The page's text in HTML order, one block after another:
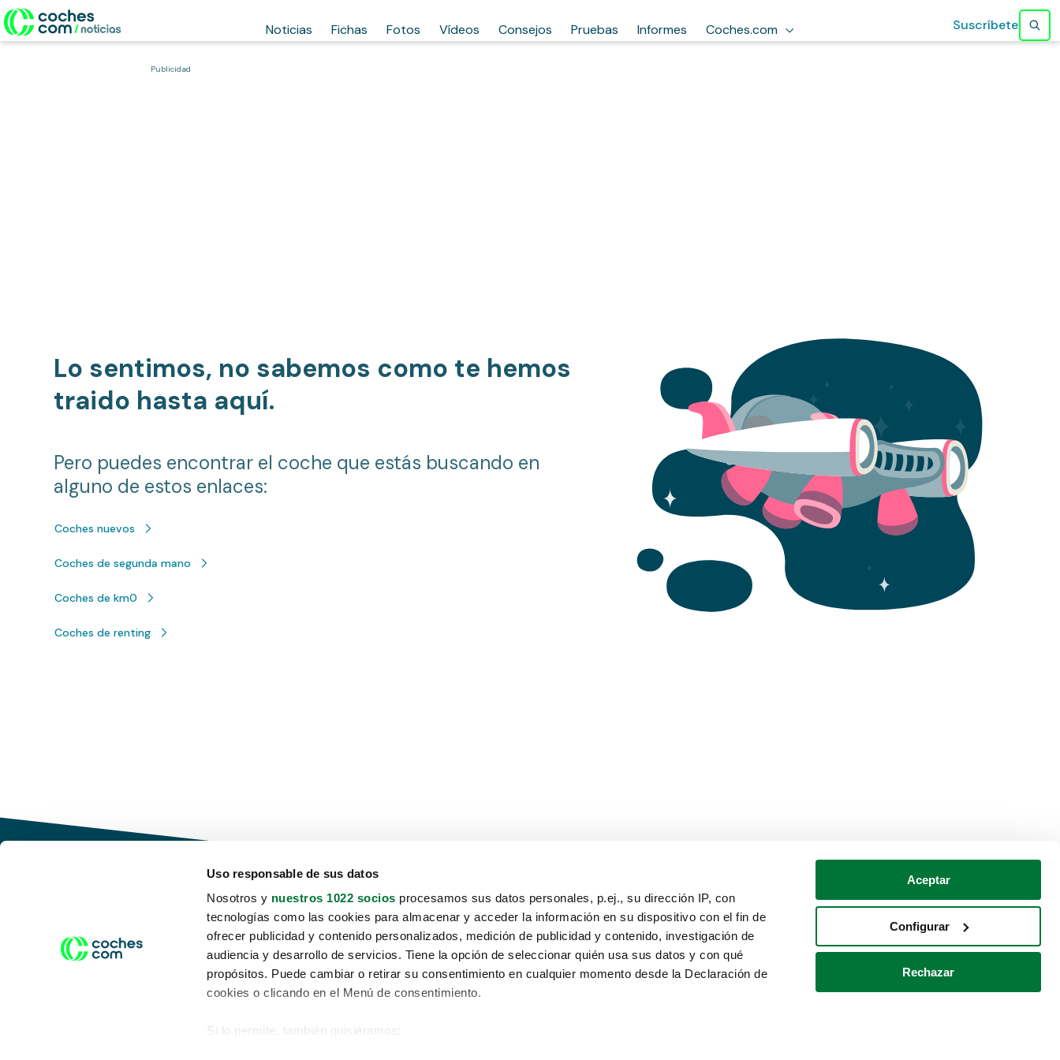
Uso responsable de sus datos
Nosotros y nuestros 1022 socios procesamos sus datos personales, p.ej., su dirección IP, con
tecnologías como las cookies para almacenar y acceder la información en su dispositivo con el fin de
ofrecer publicidad y contenido personalizados, medición de publicidad y contenido, investigación de
audiencia y desarrollo de servicios. Tiene la opción de seleccionar quién usa sus datos y con qué
propósitos. Puede cambiar o retirar su consentimiento en cualquier momento desde la Declaración de
cookies o clicando en el Menú de consentimiento.
Si lo permite, también quisiéramos:
Aceptar
Configurar
Rechazar
Noticias Fichas Fotos Vídeos Consejos Pruebas Informes Coches.com Suscríbete
Publicidad
Lo sentimos, no sabemos como te hemos
traido hasta aquí.
Pero puedes encontrar el coche que estás buscando en
alguno de estos enlaces:
Coches nuevos
Coches de segunda mano
Coches de km0
Coches de renting
Conduce tu futuro,
desata tu movilidad